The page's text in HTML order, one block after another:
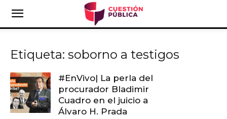
Etiqueta: soborno a testigos
#EnVivo| La perla del
procurador Bladimir
Cuadro en el juicio a
Álvaro H. Prada